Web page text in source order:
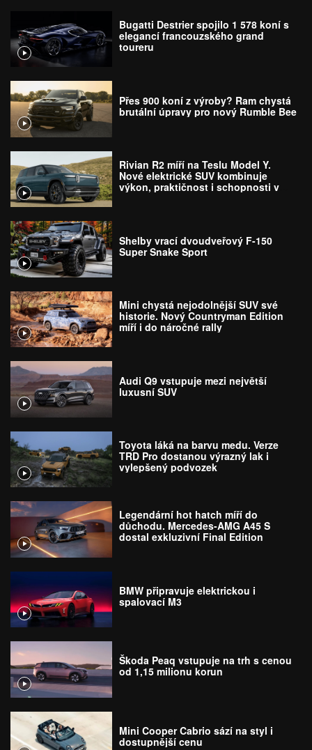
Bugatti Destrier spojilo 1 578 koní s
elegancí francouzského grand
toureru
Přes 900 koní z výroby? Ram chystá
brutální úpravy pro nový Rumble Bee
Rivian R2 míří na Teslu Model Y.
Nové elektrické SUV kombinuje
výkon, praktičnost i schopnosti v
Shelby vrací dvoudveřový F-150
Super Snake Sport
Mini chystá nejodolnější SUV své
historie. Nový Countryman Edition
míří i do náročné rally
Audi Q9 vstupuje mezi největší
luxusní SUV
Toyota láká na barvu medu. Verze
TRD Pro dostanou výrazný lak i
vylepšený podvozek
Legendární hot hatch míří do
důchodu. Mercedes-AMG A45 S
dostal exkluzivní Final Edition
BMW připravuje elektrickou i
spalovací M3
Škoda Peaq vstupuje na trh s cenou
od 1,15 milionu korun
Mini Cooper Cabrio sází na styl i
dostupnější cenu